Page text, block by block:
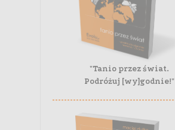
"Tanio przez świat.
Podróżuj [wy]godnie!"